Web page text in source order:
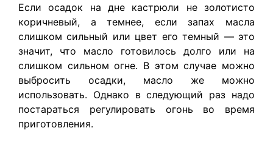
Если осадок на дне кастрюли не золотисто
коричневый, а темнее, если запах масла
слишком сильный или цвет его темный — это
значит, что масло готовилось долго или на
слишком сильном огне. В этом случае можно
выбросить осадки, масло же можно
использовать. Однако в следующий раз надо
постараться регулировать огонь во время
приготовления.